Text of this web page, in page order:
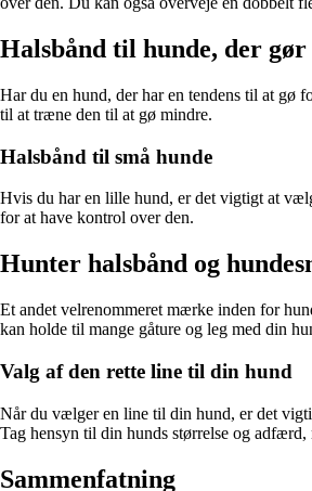
Halsbånd til hunde, der gør
Har du en hund, der har en tendens til at gø
til at træne den til at gø mindre.
Halsbånd til små hunde
Hvis du har en lille hund, er det vigtigt at
for at have kontrol over den.
Hunter halsbånd og
Et andet velrenommeret mærke inden for
kan holde til mange gåture og leg med din
Valg af den rette line til din hund
Når du vælger en line til din hund, er det
Tag hensyn til din hunds størrelse og
Sammenfatning